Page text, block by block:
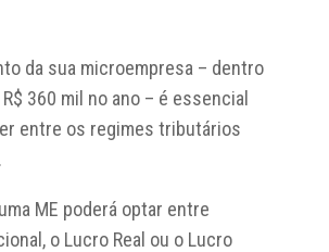
da sua microempresa – dentro
360 mil no ano – é essencial
entre os regimes tributários
ME poderá optar entre
o Lucro Real ou o Lucro